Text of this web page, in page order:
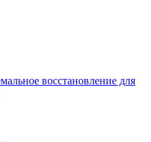
восстановление для